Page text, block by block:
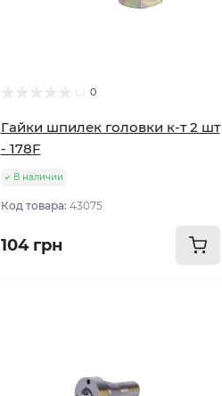
0
Гайки шпилек головки к-т 2 шт
- 178F
В наличии
Код товара: 43075
104 грн